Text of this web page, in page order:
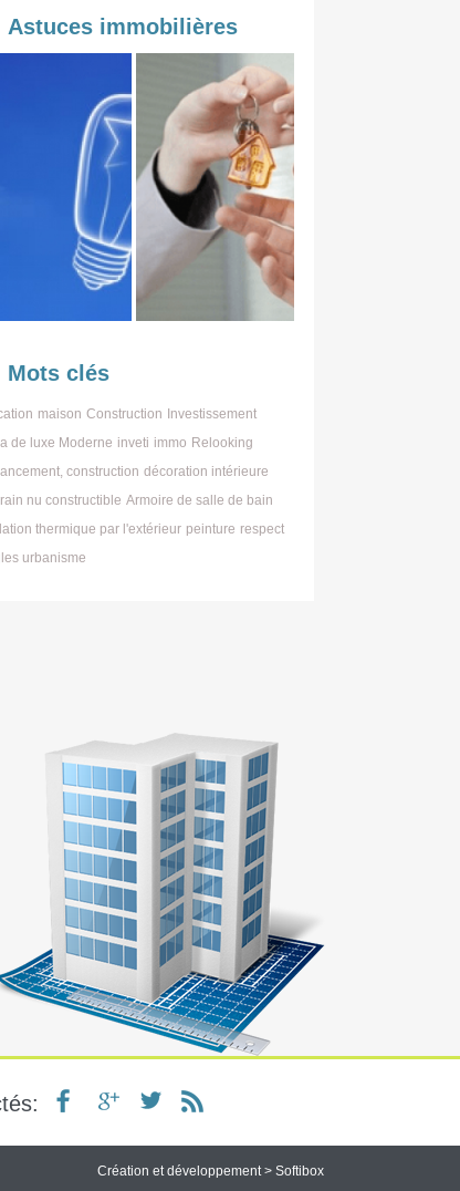
Astuces immobilières
Mots clés
maison Construction
Investissement
de luxe Moderne inveti immo Relooking
construction décoration intérieure
nu constructible Armoire de salle de bain
thermique par l'extérieur peinture respect
urbanisme
:
Création et développement > Softibox